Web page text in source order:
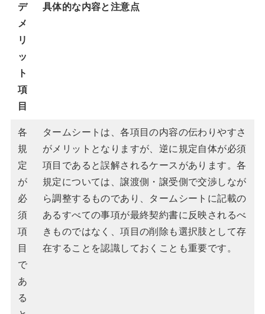
デ
メ
リ
ッ
ト
項
目
具体的な内容と注意点
各
規
定
が
必
須
項
目
で
あ
る
タームシートは、各項目の内容の伝わりやすさ
がメリットとなりますが、逆に規定自体が必須
項目であると誤解されるケースがあります。各
規定については、譲渡側・譲受側で交渉しなが
ら調整するものであり、タームシートに記載の
あるすべての事項が最終契約書に反映されるべ
きものではなく、項目の削除も選択肢として存
在することを認識しておくことも重要です。